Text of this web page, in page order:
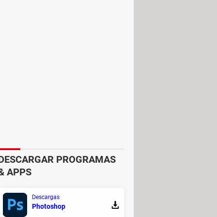
interactúa con las personas
que YouTube ahora también
que YouTube coloque
activar la monetización de tus
PROGRAMAS
APPS
Descargas
Photoshop